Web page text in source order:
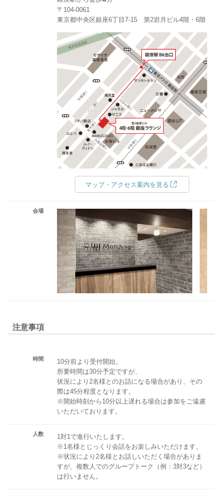
〒104-0061
東京都中央区銀座6丁目7-15 第2岩月ビル4階・6階
マップ・アクセス案内を見る
会場
注意事項
時間
10分前より受付開始。
所要時間は30分予定ですが、
状況により2名様とのお話になる場合があり、その
際は45分程度となります。
※開始時刻から10分以上遅れる場合は参加をご遠慮
いただいております。
人数
1対1で進行いたします。
※1名様とじっくり会話をお楽しみいただけます。
※状況により2名様とお話しいただく場合がありま
すが、複数人でのグループトーク（例：3対3など）
は行いません。